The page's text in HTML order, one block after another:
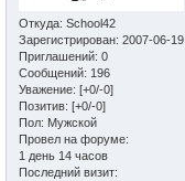
Откуда: School42
Зарегистрирован: 2007-06-19
Приглашений: 0
Сообщений: 196
Уважение: [+0/-0]
Позитив: [+0/-0]
Пол: Мужской
Провел на форуме:
1 день 14 часов
Последний визит: